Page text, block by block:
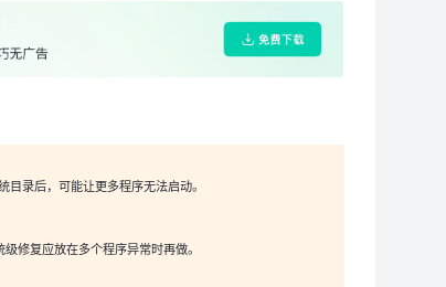
录后，可能让更多程序无法启动。
修复应放在多个程序异常时再做。